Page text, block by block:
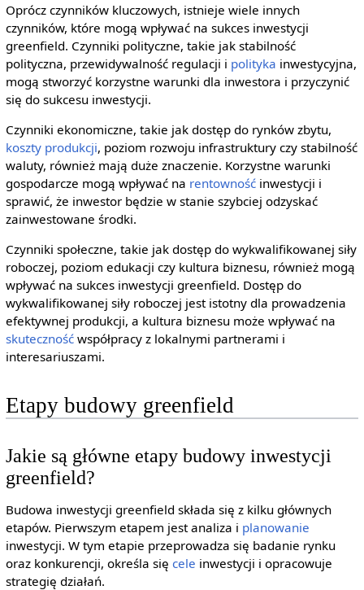
Oprócz czynników kluczowych, istnieje wiele innych
czynników, które mogą wpływać na sukces inwestycji
greenfield. Czynniki polityczne, takie jak stabilność
polityczna, przewidywalność regulacji i polityka inwestycyjna,
mogą stworzyć korzystne warunki dla inwestora i przyczynić
się do sukcesu inwestycji.
Czynniki ekonomiczne, takie jak dostęp do rynków zbytu,
koszty produkcji, poziom rozwoju infrastruktury czy stabilność
waluty, również mają duże znaczenie. Korzystne warunki
gospodarcze mogą wpływać na rentownośćinwestycji i
sprawić, że inwestor będzie w stanie szybciej odzyskać
zainwestowane środki.
Czynniki społeczne, takie jak dostęp do wykwalifikowanej siły
roboczej, poziom edukacji czy kultura biznesu, również mogą
wpływać na sukces inwestycji greenfield. Dostęp do
wykwalifikowanej siły roboczej jest istotny dla prowadzenia
efektywnej produkcji, a kultura biznesu może wpływać na
skutecznośćwspółpracy z lokalnymi partnerami i
interesariuszami.
Etapy budowy greenfield
Jakie są główne etapy budowy inwestycji
greenfield?
Budowa inwestycji greenfield składa się z kilku głównych
etapów. Pierwszym etapem jest analiza i planowanie
inwestycji. W tym etapie przeprowadza się badanie rynku
oraz konkurencji, określa się cele inwestycji i opracowuje
strategię działań.